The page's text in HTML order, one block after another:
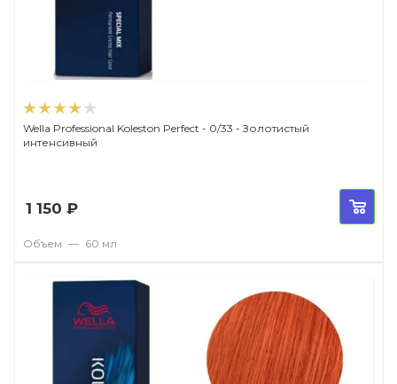
Wella Professional Koleston Perfect - 0/33 - Золотистый
интенсивный
1 150 ₽
Объем — 60 мл